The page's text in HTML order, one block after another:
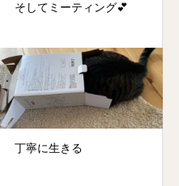
そしてミーティング💕
丁寧に生きる